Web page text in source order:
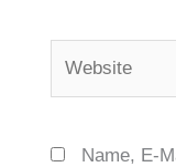
Name, E-